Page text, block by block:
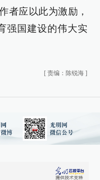
者应以此为激励，
强国建设的伟大实
[ 责编：陈锐海 ]